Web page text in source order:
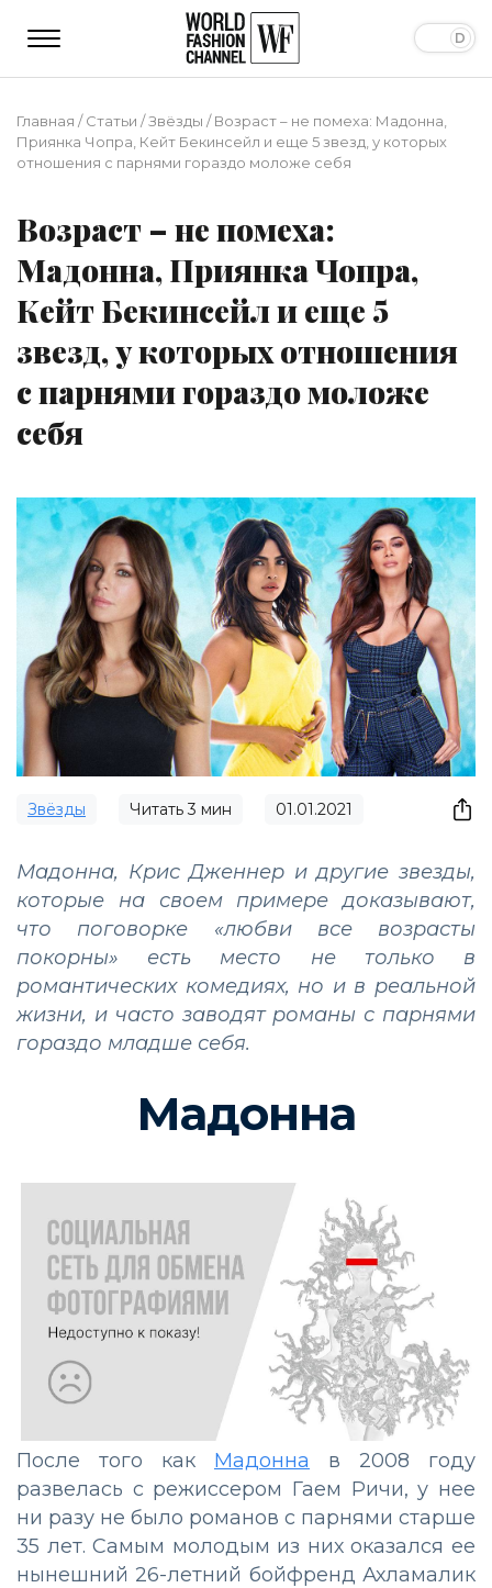
Главная /Статьи /Звёзды /Возраст – не помеха: Мадонна,
Приянка Чопра, Кейт Бекинсейл и еще 5 звезд, у которых
отношения с парнями гораздо моложе себя
Возраст – не помеха:
Мадонна, Приянка Чопра,
Кейт Бекинсейл и еще 5
звезд, у которых отношения
с парнями гораздо моложе
себя
Звёзды Читать3 мин 01.01.2021
Мадонна, Крис Дженнер и другие звезды,
которые на своем примере доказывают,
что поговорке «любви все возрасты
покорны» есть место не только в
романтических комедиях, но и в реальной
жизни, и часто заводят романы с парнями
гораздо младше себя.
Мадонна
После того как Мадонна в 2008 году
развелась с режиссером Гаем Ричи, у нее
ни разу не было романов с парнями старше
35 лет. Самым молодым из них оказался ее
нынешний 26-летний бойфренд Ахламалик